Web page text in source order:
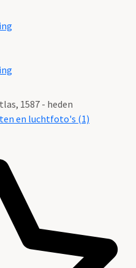
1587 - heden
en luchtfoto's (1)